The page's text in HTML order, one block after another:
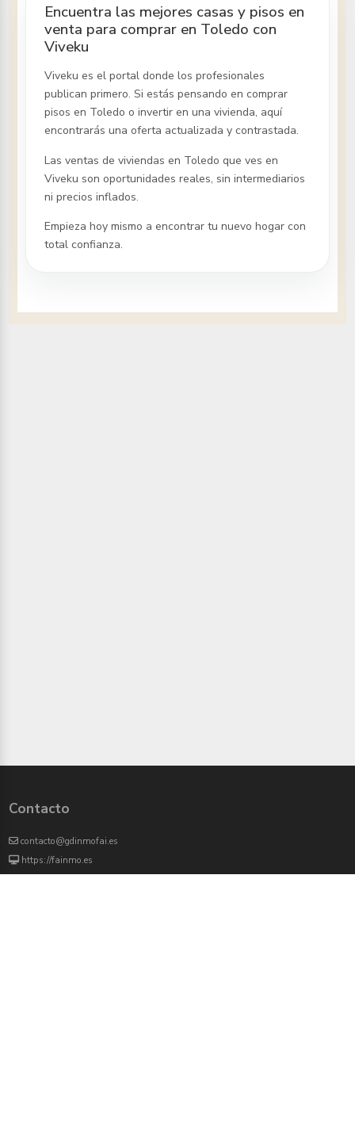
Encuentra las mejores casas y pisos en
venta para comprar en Toledo con
Viveku
Viveku es el portal donde los profesionales
publican primero. Si estás pensando en comprar
pisosen Toledo o invertir en una vivienda, aquí
encontrarás una oferta actualizada y contrastada.
Las ventas de viviendasen Toledo que ves en
Viveku son oportunidades reales, sin intermediarios
ni precios inflados.
Empieza hoy mismo a encontrar tu nuevo hogar con
total confianza.
Contacto
contacto@gdinmofai.es
https://fainmo.es